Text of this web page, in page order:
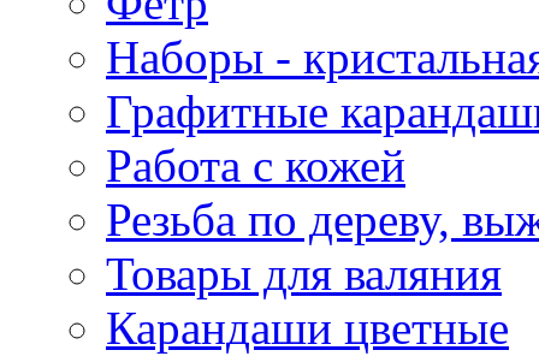
Наборы -
Графитные
Работа с кожей
Резьба по дереву,
Товары для валяния
Карандаши цветные